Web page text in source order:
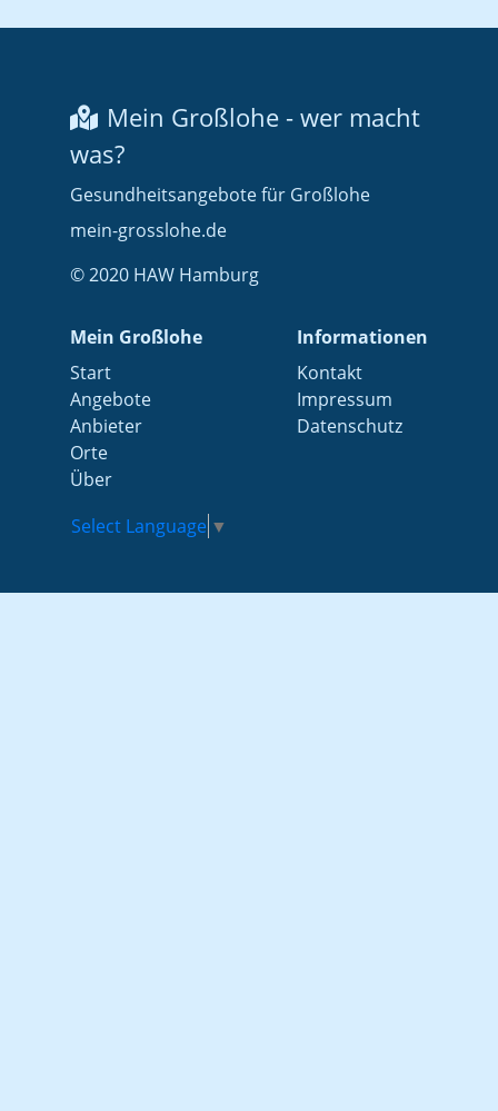
Mein Großlohe - wer macht
was?
Gesundheitsangebote für Großlohe
mein-grosslohe.de
© 2020 HAW Hamburg
Mein Großlohe
Start
Angebote
Anbieter
Orte
Über
Informationen
Kontakt
Impressum
Datenschutz
Select Language ▼